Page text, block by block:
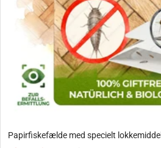
Papirfiskefælde med specielt lokkemiddel